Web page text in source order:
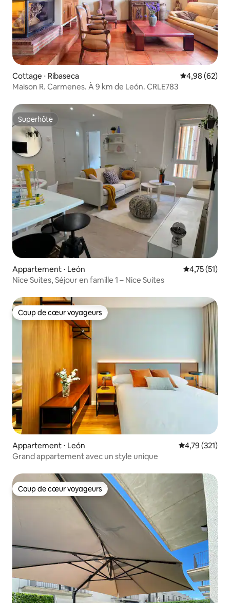
Cottage ⋅ Ribaseca Évaluation
4,98 (62)
Maison R. Carmenes. À 9 km de León. CRLE783
Superhôte
Superhôte
Appartement ⋅ León Évaluation
4,75 (51)
Nice Suites, Séjour en famille 1 – Nice Suites
Coup de cœur voyageurs
Coup de cœur voyageurs
Appartement ⋅ León Évaluation
4,79 (321)
Grand appartement avec un style unique
Coup de cœur voyageurs
Coup de cœur voyageurs